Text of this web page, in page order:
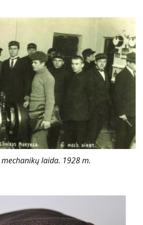
mechanikų laida. 1928 m.